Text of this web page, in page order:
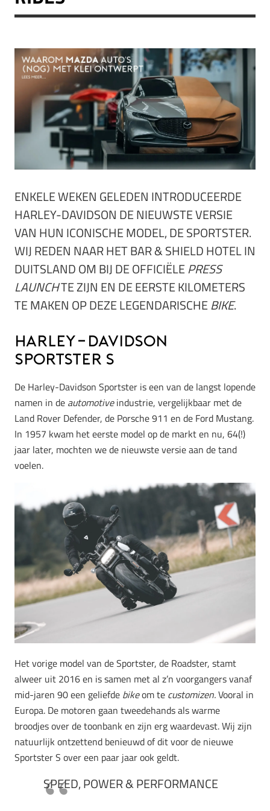
ENKELE WEKEN GELEDEN INTRODUCEERDE
HARLEY-DAVIDSON DE NIEUWSTE VERSIE
VAN HUN ICONISCHE MODEL, DE SPORTSTER.
WIJ REDEN NAAR HET BAR & SHIELD HOTEL IN
DUITSLAND OM BIJ DE OFFICIËLEPRESS
LAUNCHTE ZIJN EN DE EERSTE KILOMETERS
TE MAKEN OP DEZE LEGENDARISCHEBIKE.
Harley-Davidson
Sportster S
De Harley-Davidson Sportster is een van de langst lopende
namen in de automotiveindustrie, vergelijkbaar met de
Land Rover Defender, de Porsche 911 en de Ford Mustang.
In 1957 kwam het eerste model op de markt en nu, 64(!)
jaar later, mochten we de nieuwste versie aan de tand
voelen.
Het vorige model van de Sportster, de Roadster, stamt
alweer uit 2016 en is samen met al z’n voorgangers vanaf
mid-jaren 90 een geliefde bikeom te customizen.Vooral in
Europa. De motoren gaan tweedehands als warme
broodjes over de toonbank en zijn erg waardevast. Wij zijn
natuurlijk ontzettend benieuwd of dit voor de nieuwe
Sportster S over een paar jaar ook geldt.
SPEED, POWER & PERFORMANCE